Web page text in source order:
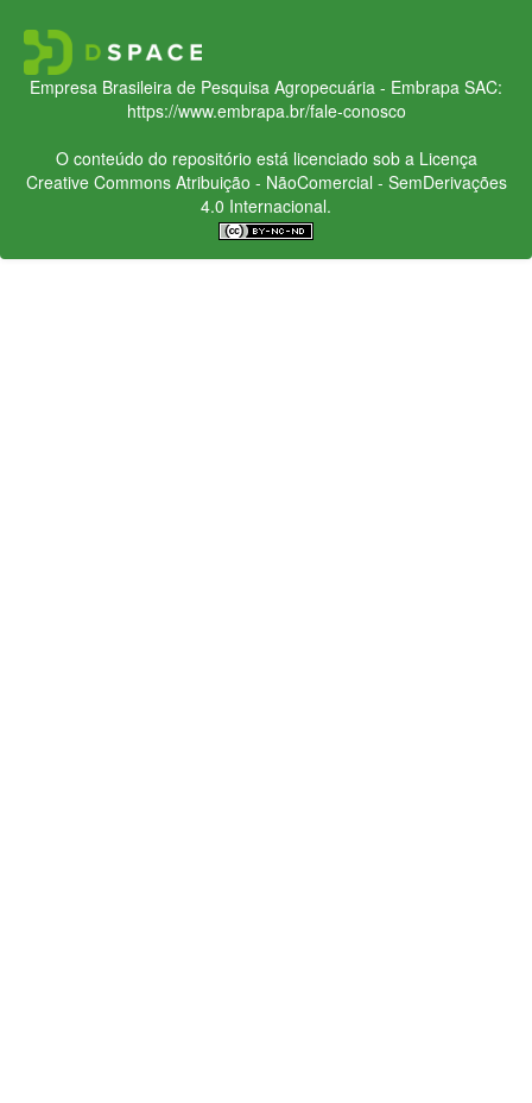
Empresa Brasileira de Pesquisa Agropecuária - Embrapa SAC:
https://www.embrapa.br/fale-conosco
O conteúdo do repositório está licenciado sob a Licença
Creative CommonsAtribuição - NãoComercial - SemDerivações
4.0 Internacional.